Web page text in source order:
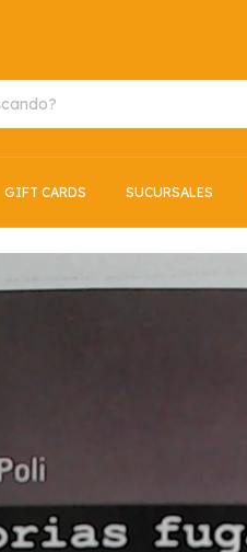
GIFT CARDS SUCURSALES